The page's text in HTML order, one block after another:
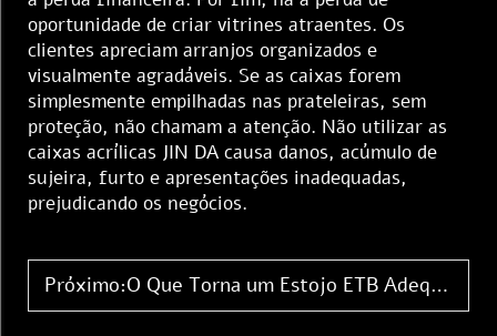
oportunidade de criar vitrines atraentes. Os
clientes apreciam arranjos organizados e
visualmente agradáveis. Se as caixas forem
simplesmente empilhadas nas prateleiras, sem
proteção, não chamam a atenção. Não utilizar as
caixas acrílicas JIN DA causa danos, acúmulo de
sujeira, furto e apresentações inadequadas,
prejudicando os negócios.
Próximo:O Que Torna um Estojo ETB Adequado para a Embalagem Moderna de Jogos de Cartas Colecionáveis